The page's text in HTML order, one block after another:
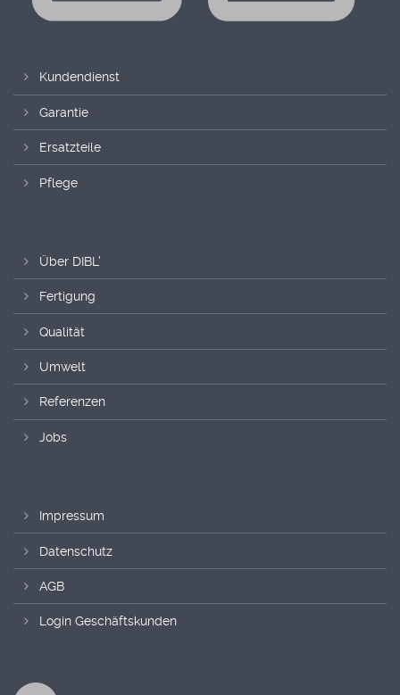
Kundendienst
Garantie
Ersatzteile
Pflege
Über DIBL'
Fertigung
Qualität
Umwelt
Referenzen
Jobs
Impressum
Datenschutz
AGB
Login Geschäftskunden